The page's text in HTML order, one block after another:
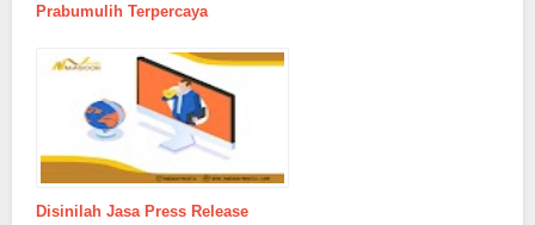
Prabumulih Terpercaya
Disinilah Jasa Press Release